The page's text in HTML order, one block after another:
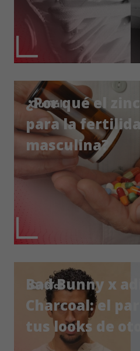
¿Por qué el
para la
masculina?
Bad Bunny x
Charcoal: el
tus looks de